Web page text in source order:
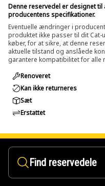
Denne reservedel er designet
producentens specifikationer.
Eventuelle ændringer i
produktet ikke passer til dit Cat-
køber, for at sikre, at denne
aktuelle tilstand og anslåede
garantere kompatibilitet for alle
Renoveret
Kan ikke returneres
Sæt
Erstattet
Find reservedele